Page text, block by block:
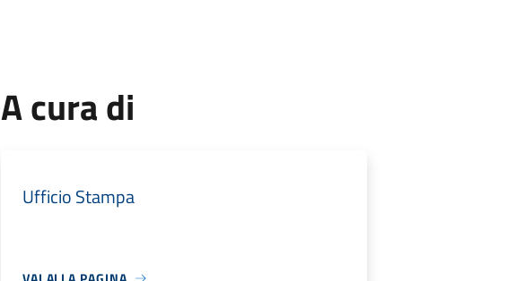
A cura di
Ufficio Stampa